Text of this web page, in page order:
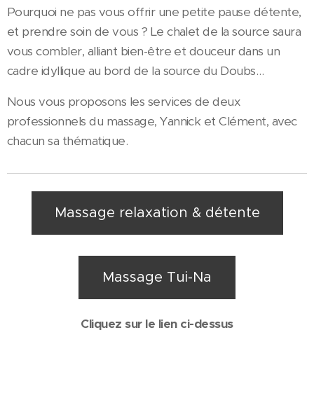
Pourquoi ne pas vous offrir une petite pause détente,
et prendre soin de vous ? Le chalet de la source saura
vous combler, alliant bien-être et douceur dans un
cadre idyllique au bord de la source du Doubs…
Nous vous proposons les services de deux
professionnels du massage, Yannick et Clément, avec
chacun sa thématique.
Massage relaxation & détente
Massage Tui-Na
Cliquez sur le lien ci-dessus